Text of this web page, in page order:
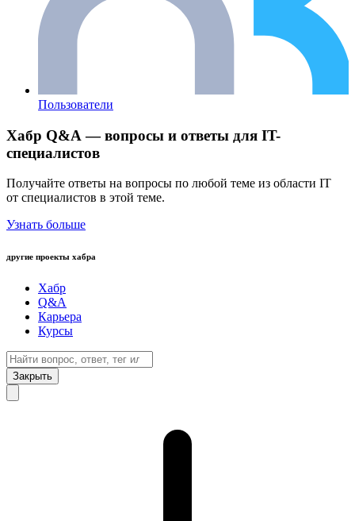
Пользователи
Хабр Q&A — вопросы и ответы для IT-
специалистов
Получайте ответы на вопросы по любой теме из области IT
от специалистов в этой теме.
Узнать больше
другие проекты хабра
Хабр
Q&A
Карьера
Курсы
Закрыть